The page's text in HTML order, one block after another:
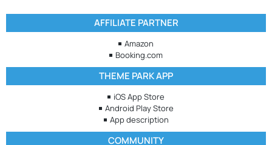
AFFILIATE PARTNER
Amazon
Booking.com
THEME PARK APP
iOS App Store
Android Play Store
App description
COMMUNITY